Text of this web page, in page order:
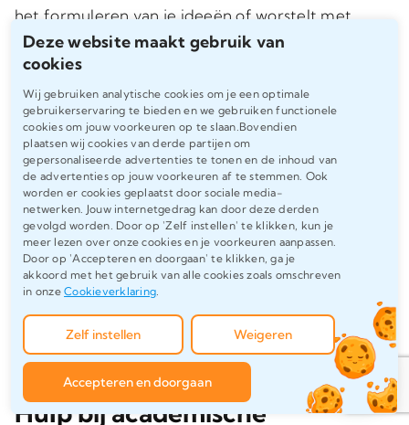
Deze website maakt gebruik van
cookies
Wij gebruiken analytische cookies om je een optimale
gebruikerservaring te bieden en we gebruiken functionele
cookies om jouw voorkeuren op te slaan.Bovendien
plaatsen wij cookies van derde partijen om
gepersonaliseerde advertenties te tonen en de inhoud van
de advertenties op jouw voorkeuren af te stemmen. Ook
worden er cookies geplaatst door sociale media-
netwerken. Jouw internetgedrag kan door deze derden
gevolgd worden. Door op 'Zelf instellen' te klikken, kun je
meer lezen over onze cookies en je voorkeuren aanpassen.
Door op 'Accepteren en doorgaan' te klikken, ga je
akkoord met het gebruik van alle cookies zoals omschreven
in onzeCookieverklaring.
Zelf instellen Weigeren
Accepteren en doorgaan
het formuleren van je ideeën of worstelt met
de academische toon, onzeexpert schrijvers
staan klaar om je te helpen.
Moeite met het schrijven
van een Franse scriptie?
Met onze hulp kun je moeiteloos je franse
tekst schrijven, zelfs als je de taal niet als
moedertaal spreekt. Met onzescriptiehulp
kun je rekenen op begeleiding bij elke stap
van het proces, van het opstellen van een
helder plan tot het schrijven van een
overtuigende inleiding en conclusie.
Hulp bij academische